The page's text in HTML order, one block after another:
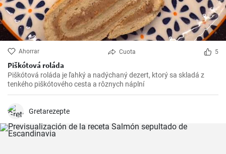
Ahorrar Cuota 5
Piškótová roláda
Piškótová roláda je ľahký a nadýchaný dezert, ktorý sa skladá z
tenkého piškótového cesta a rôznych náplní
Gretarezepte